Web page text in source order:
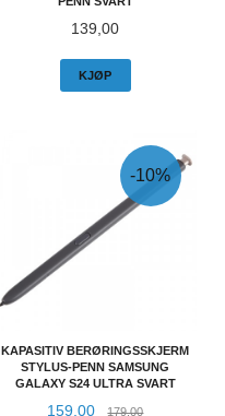
Pris
139,00
KJØP
KAPASITIV BERØRINGSSKJERM
STYLUS-PENN SAMSUNG
GALAXY S24 ULTRA SVART
Tilbud
159,00 179,00Rabatt
-10%